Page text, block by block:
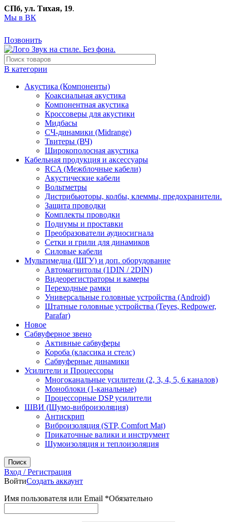
СПб, ул. Тихая, 19.
Мы в ВК
Позвонить
В категории
Акустика (Компоненты)
Коаксиальная акустика
Компонентная акустика
Кроссоверы для акустики
Мидбасы
СЧ-динамики (Midrange)
Твитеры (ВЧ)
Широкополосная акустика
Кабельная продукция и аксессуары
RCA (Межблочные кабели)
Акустические кабели
Вольтметры
Дистрибьюторы, колбы, клеммы, предохранители.
Защита проводки
Комплекты проводки
Подиумы и проставки
Преобразователи аудиосигнала
Сетки и грили для динамиков
Силовые кабели
Мультимедиа (ШГУ) и доп. оборудование
Автомагнитолы (1DIN / 2DIN)
Видеорегистраторы и камеры
Переходные рамки
Универсальные головные устройства (Android)
Штатные головные устройства (Teyes, Redpower,
Parafar)
Новое
Сабвуферное звено
Активные сабвуферы
Короба (классика и стелс)
Сабвуферные динамики
Усилители и Процессоры
Многоканальные усилители (2, 3, 4, 5, 6 каналов)
Моноблоки (1-канальные)
Процессорные DSP усилители
ШВИ (Шумо-виброизоляция)
Антискрип
Виброизоляция (STP, Comfort Mat)
Прикаточные валики и инструмент
Шумоизоляция и теплоизоляция
Поиск
Вход / Регистрация
ВойтиСоздать аккаунт
Имя пользователя или Email *Обязательно